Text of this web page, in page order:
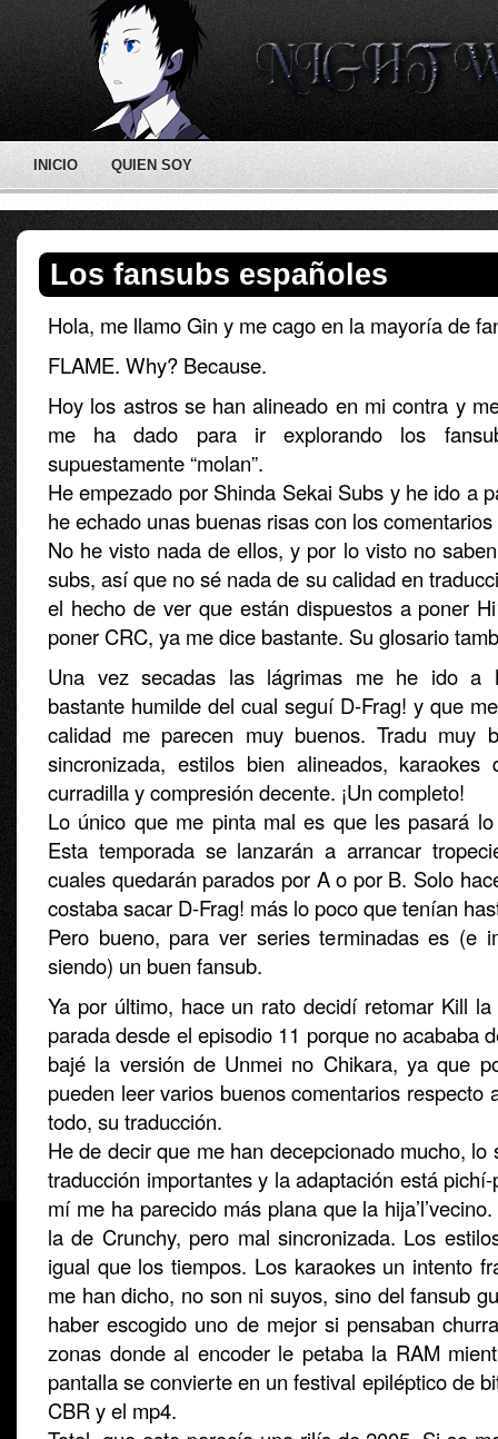
INICIO QUIEN SOY
Los fansubs españoles
Hola, me llamo Gin y me cago en la mayoría de
FLAME. Why? Because.
Hoy los astros se han alineado en mi contra y
me ha dado para ir explorando los
supuestamente “molan”.
He empezado por Shinda Sekai Subs y he ido a
he echado unas buenas risas con los
No he visto nada de ellos, y por lo visto no
subs, así que no sé nada de su calidad en
el hecho de ver que están dispuestos a poner
poner CRC, ya me dice bastante. Su glosario
Una vez secadas las lágrimas me he ido a
bastante humilde del cual seguí D-Frag! y que
calidad me parecen muy buenos. Tradu muy
sincronizada, estilos bien alineados, karaokes
curradilla y compresión decente. ¡Un completo!
Lo único que me pinta mal es que les pasará
Esta temporada se lanzarán a arrancar
cuales quedarán parados por A o por B. Solo
costaba sacar D-Frag! más lo poco que tenían
Pero bueno, para ver series terminadas es (e
siendo) un buen fansub.
Ya por último, hace un rato decidí retomar Kill
parada desde el episodio 11 porque no acababa
bajé la versión de Unmei no Chikara, ya que
pueden leer varios buenos comentarios respecto
todo, su traducción.
He de decir que me han decepcionado mucho, lo
traducción importantes y la adaptación está
mí me ha parecido más plana que la
la de Crunchy, pero mal sincronizada. Los
igual que los tiempos. Los karaokes un intento
me han dicho, no son ni suyos, sino del fansub
haber escogido uno de mejor si pensaban
zonas donde al encoder le petaba la RAM
pantalla se convierte en un festival epiléptico de
CBR y el mp4.